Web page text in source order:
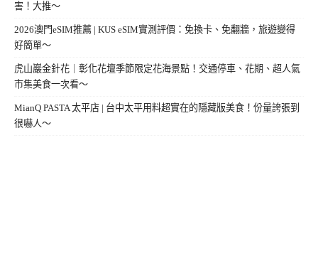
害！大推～
2026澳門eSIM推薦 | KUS eSIM實測評價：免換卡、免翻牆，旅遊變得
好簡單～
虎山巖金針花｜彰化花壇季節限定花海景點！交通停車、花期、超人氣
市集美食一次看～
MianQ PASTA 太平店 | 台中太平用料超實在的隱藏版美食！份量誇張到
很嚇人～